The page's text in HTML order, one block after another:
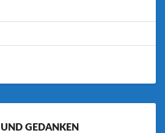
GEDANKEN